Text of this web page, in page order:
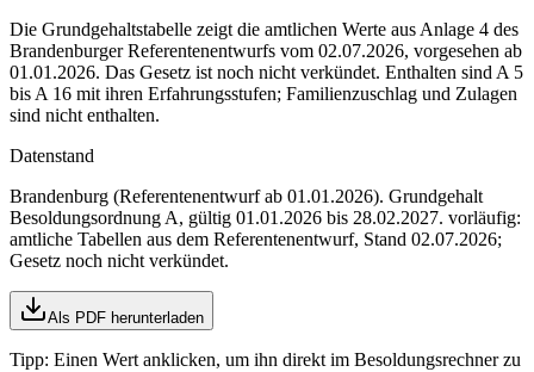
Die Grundgehaltstabelle zeigt die amtlichen Werte aus Anlage 4 des
Brandenburger Referentenentwurfs vom 02.07.2026, vorgesehen ab
01.01.2026. Das Gesetz ist noch nicht verkündet. Enthalten sind A 5
bis A 16 mit ihren Erfahrungsstufen; Familienzuschlag und Zulagen
sind nicht enthalten.
Datenstand
Brandenburg (Referentenentwurf ab 01.01.2026). Grundgehalt
Besoldungsordnung A, gültig 01.01.2026 bis 28.02.2027. vorläufig:
amtliche Tabellen aus dem Referentenentwurf, Stand 02.07.2026;
Gesetz noch nicht verkündet.
Als PDF herunterladen
Tipp: Einen Wert anklicken, um ihn direkt im Besoldungsrechner zu